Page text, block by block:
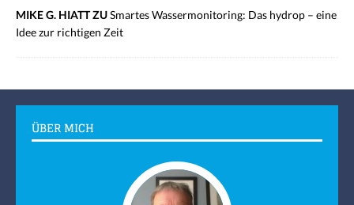
MIKE G. HIATT ZUSmartes Wassermonitoring: Das hydrop – eine
Idee zur richtigen Zeit
ÜBER MICH